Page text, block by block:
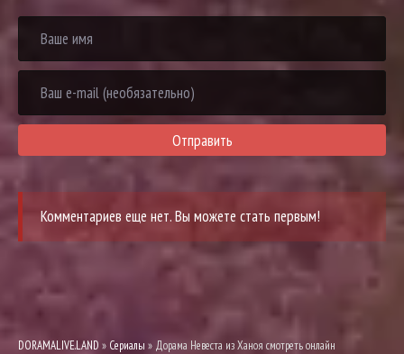
Отправить
Комментариев еще нет. Вы можете стать первым!
DORAMALIVE.LAND » Сериалы » Дорама Невеста из Ханоя смотреть онлайн